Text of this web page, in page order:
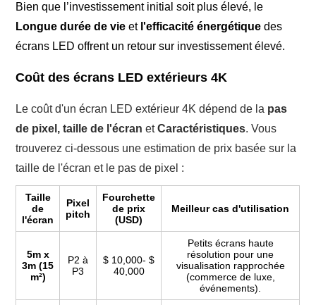
Bien que l’investissement initial soit plus élevé, le
Longue durée de vie et l'efficacité énergétique des
écrans LED offrent un retour sur investissement élevé.
Coût des écrans LED extérieurs 4K
Le coût d'un écran LED extérieur 4K dépend de la pas
de pixel, taille de l'écran etCaractéristiques. Vous
trouverez ci-dessous une estimation de prix basée sur la
taille de l'écran et le pas de pixel :
Taille
de
l'écran
Pixel
pitch
Fourchette
de prix
(USD)
Meilleur cas d'utilisation
5m x
3m (15
m²)
P2 à
P3
$ 10,000- $
40,000
Petits écrans haute
résolution pour une
visualisation rapprochée
(commerce de luxe,
événements).